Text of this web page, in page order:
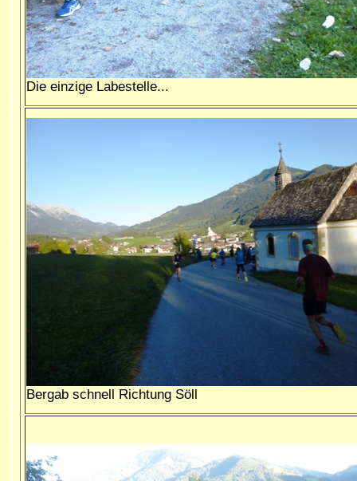
Die einzige Labestelle...
Bergab schnell Richtung Söll